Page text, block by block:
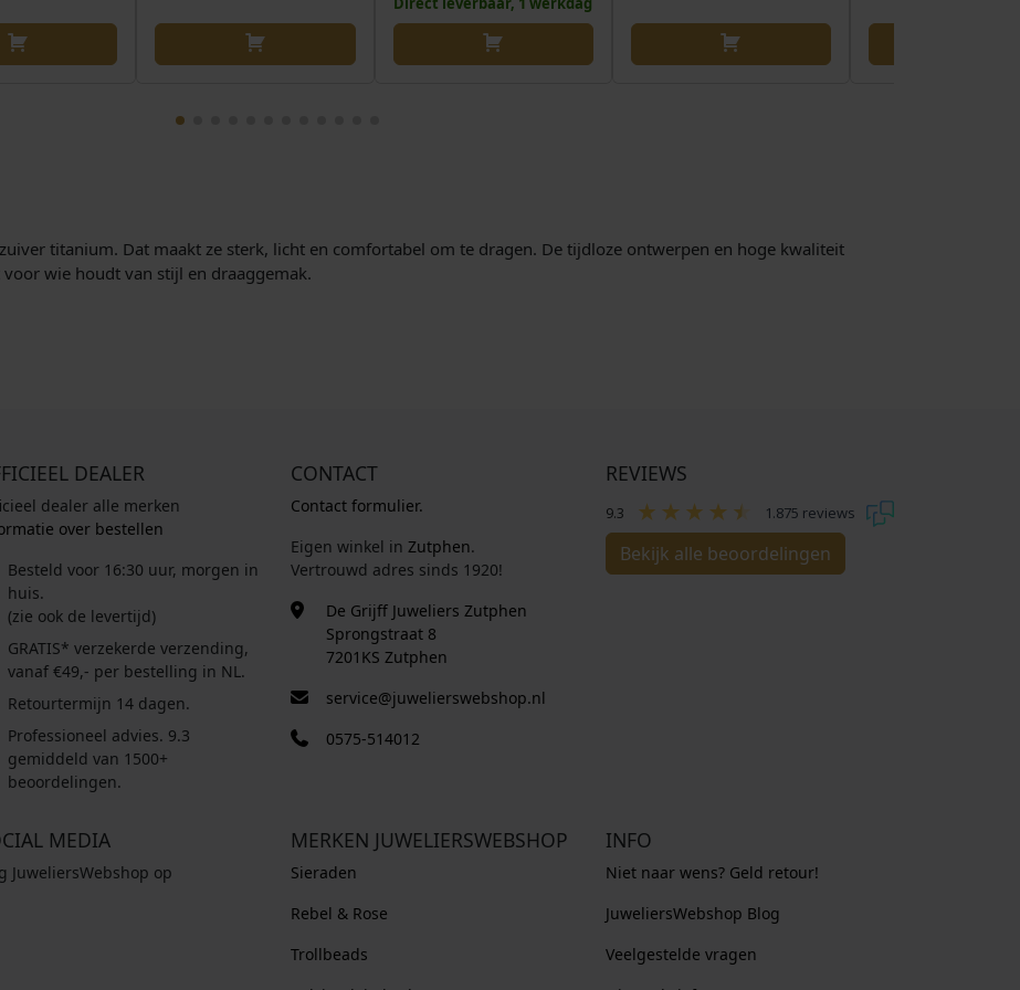
titanium. Dat maakt ze sterk, licht en comfortabel om te dragen. De tijdloze ontwerpen en hoge kwaliteit
wie houdt van stijl en draaggemak.
DEALER
dealer alle merken
over bestellen
Besteld voor 16:30 uur, morgen in
huis.
(zie ook de levertijd)
GRATIS* verzekerde verzending,
vanaf €49,- per bestelling in NL.
Retourtermijn 14 dagen.
Professioneel advies. 9.3
gemiddeld van 1500+
beoordelingen.
CONTACT
Contact formulier.
Eigen winkel in Zutphen.
Vertrouwd adres sinds 1920!
De Grijff Juweliers Zutphen
Sprongstraat 8
7201KS Zutphen
service@juwelierswebshop.nl
0575-514012
REVIEWS
9.3 1.875 reviews
Bekijk alle beoordelingen
MEDIA
JuweliersWebshop op
MERKEN JUWELIERSWEBSHOP
Sieraden
Rebel & Rose
Trollbeads
INFO
Niet naar wens? Geld retour!
JuweliersWebshop Blog
Veelgestelde vragen